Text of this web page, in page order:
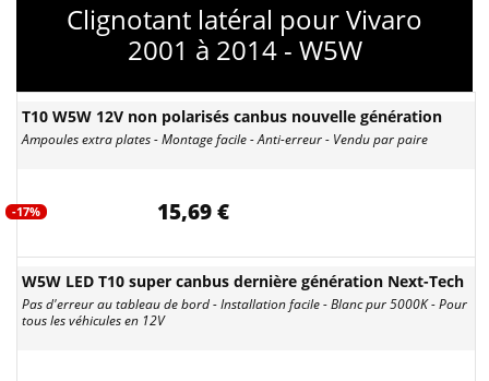
Clignotant latéral pour Vivaro
2001 à 2014 - W5W
T10 W5W 12V non polarisés canbus nouvelle génération
Ampoules extra plates - Montage facile - Anti-erreur - Vendu par paire
-17% 15,69 €
W5W LED T10 super canbus dernière génération Next-Tech
Pas d'erreur au tableau de bord - Installation facile - Blanc pur 5000K - Pour
tous les véhicules en 12V